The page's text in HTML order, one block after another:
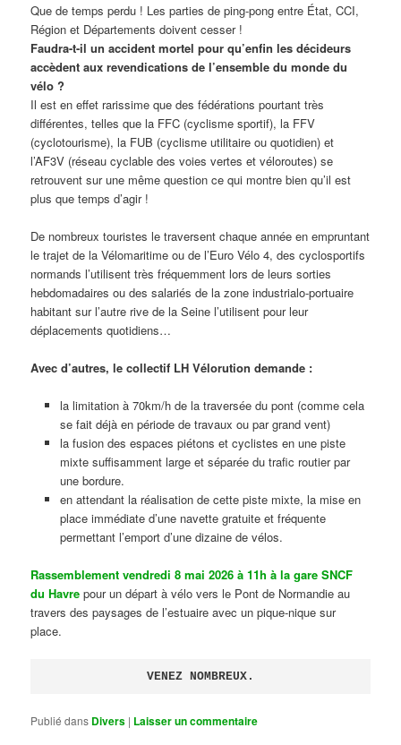
Que de temps perdu ! Les parties de ping-pong entre État, CCI,
Région et Départements doivent cesser !
Faudra-t-il un accident mortel pour qu’enfin les décideurs
accèdent aux revendications de l’ensemble du monde du
vélo ?
Il est en effet rarissime que des fédérations pourtant très
différentes, telles que la FFC (cyclisme sportif), la FFV
(cyclotourisme), la FUB (cyclisme utilitaire ou quotidien) et
l’AF3V (réseau cyclable des voies vertes et véloroutes) se
retrouvent sur une même question ce qui montre bien qu’il est
plus que temps d’agir !
De nombreux touristes le traversent chaque année en empruntant
le trajet de la Vélomaritime ou de l’Euro Vélo 4, des cyclosportifs
normands l’utilisent très fréquemment lors de leurs sorties
hebdomadaires ou des salariés de la zone industrialo-portuaire
habitant sur l’autre rive de la Seine l’utilisent pour leur
déplacements quotidiens…
Avec d’autres, le collectif LH Vélorution demande :
la limitation à 70km/h de la traversée du pont (comme cela
se fait déjà en période de travaux ou par grand vent)
la fusion des espaces piétons et cyclistes en une piste
mixte suffisamment large et séparée du trafic routier par
une bordure.
en attendant la réalisation de cette piste mixte, la mise en
place immédiate d’une navette gratuite et fréquente
permettant l’emport d’une dizaine de vélos.
Rassemblement vendredi 8 mai 2026 à 11h à la gare SNCF
du Havre pour un départ à vélo vers le Pont de Normandie au
travers des paysages de l’estuaire avec un pique-nique sur
place.
VENEZ NOMBREUX.
Publié dans Divers | Laisser un commentaire